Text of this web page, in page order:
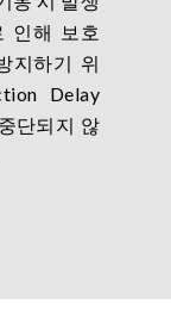
인해 보호
지하기 위
Delay
단되지 않